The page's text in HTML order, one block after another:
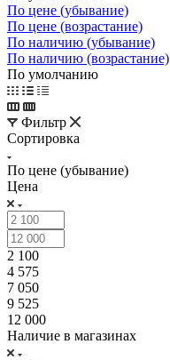
По цене (убывание)
По цене (возрастание)
По наличию (убывание)
По наличию (возрастание)
По умолчанию
Фильтр
Сортировка
По цене (убывание)
Цена
2 100
4 575
7 050
9 525
12 000
Наличие в магазинах